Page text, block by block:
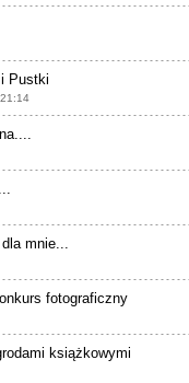
Pustki
mnie...
fotograficzny
książkowymi